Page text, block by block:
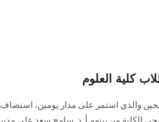
كلية العلوم
والذي استمر على مدار يومين، استضاف